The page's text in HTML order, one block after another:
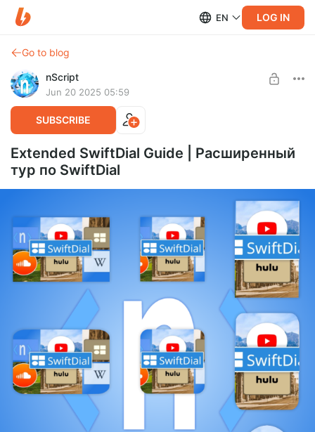
EN LOG IN
Go to blog
nScript
Jun 20 2025 05:59
SUBSCRIBE
Extended SwiftDial Guide | Расширенный
тур по SwiftDial